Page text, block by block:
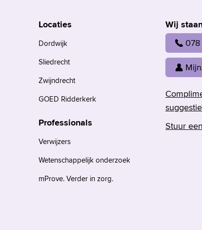
Wij
078
Stuur
Locaties
Dordwijk
Sliedrecht
Zwijndrecht
GOED Ridderkerk
Professionals
Verwijzers
Wetenschappelijk onderzoek
mProve. Verder in zorg.